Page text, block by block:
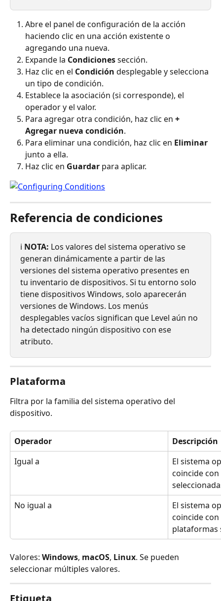
Abre el panel de configuración de la acción
haciendo clic en una acción existente o
agregando una nueva.
Expande la Condiciones sección.
Haz clic en el Condición desplegable y selecciona
un tipo de condición.
Establece la asociación (si corresponde), el
operador y el valor.
Para agregar otra condición, haz clic en +
Agregar nueva condición.
Para eliminar una condición, haz clic en Eliminar
junto a ella.
Haz clic en Guardar para aplicar.
Referencia de condiciones
ℹ️ NOTA: Los valores del sistema operativo se
generan dinámicamente a partir de las
versiones del sistema operativo presentes en
tu inventario de dispositivos. Si tu entorno solo
tiene dispositivos Windows, solo aparecerán
versiones de Windows. Los menús
desplegables vacíos significan que Level aún no
ha detectado ningún dispositivo con ese
atributo.
Plataforma
Filtra por la familia del sistema operativo del
dispositivo.
Operador
Descripción
Igual a
El sistema
coincide
No igual a
El sistema
coincide
plataformas
Valores: Windows, macOS, Linux. Se pueden
seleccionar múltiples valores.
Etiqueta